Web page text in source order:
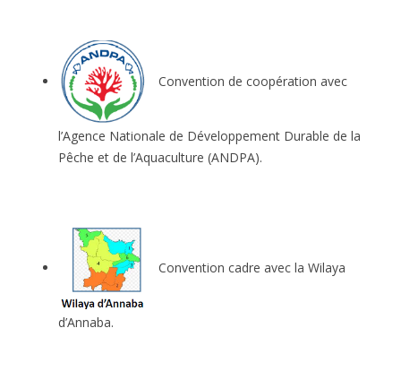
Convention de coopération avec
l’Agence Nationale de Développement Durable de la
Pêche et de l’Aquaculture (ANDPA).
Convention cadre avec la Wilaya
d’Annaba.